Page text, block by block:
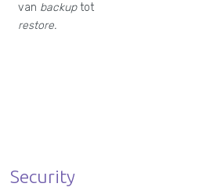
van backuptot
restore.
Security